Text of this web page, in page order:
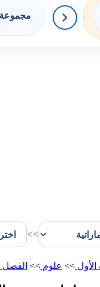
مجموعة
>>
>> علوم >> الفصل